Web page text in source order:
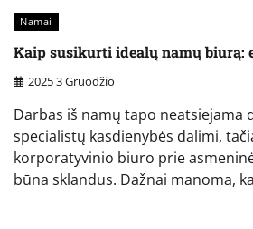
Namai
Kaip susikurti idealų namų biurą:
2025 3 Gruodžio
Darbas iš namų tapo neatsiejama
specialistų kasdienybės dalimi,
korporatyvinio biuro prie
būna sklandus. Dažnai manoma,